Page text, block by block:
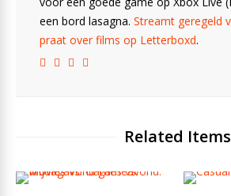
een bord lasagna. Streamt geregeld
praat over films op Letterboxd.
Related Items